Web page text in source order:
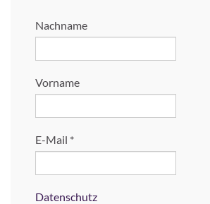
Nachname
Vorname
E-Mail *
Datenschutz